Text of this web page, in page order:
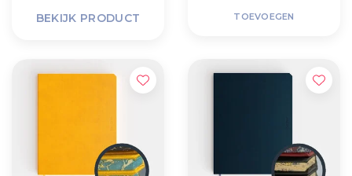
BEKIJK PRODUCT TOEVOEGEN